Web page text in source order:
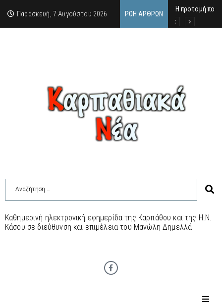
Παρασκευή, 7 Αυγούστου 2026 ΡΟΉ ΆΡΘΡΩΝ
Η προτομή που
Ο αιώνιος
Δικαστική
Καθημερινή ηλεκτρονική εφημερίδα της Καρπάθου και της Η.Ν.
Κάσου σε διεύθυνση και επιμέλεια του Μανώλη Δημελλά